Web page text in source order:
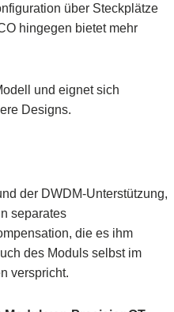
über Steckplätze
hingegen bietet mehr
und eignet sich
Designs.
der DWDM-Unterstützung,
separates
die es ihm
des Moduls selbst im
verspricht.